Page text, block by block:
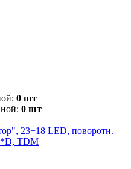
0 шт
0 шт
23+18 LED, поворотн.
TDM